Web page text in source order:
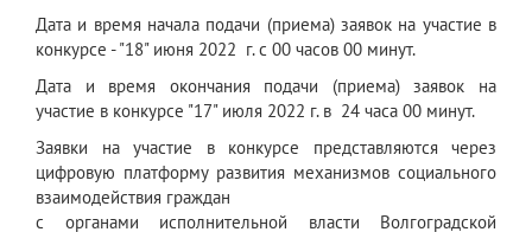
Дата и время начала подачи (приема) заявок на участие в
конкурсе - "18" июня 2022 г. с 00 часов 00 минут.
Дата и время окончания подачи (приема) заявок на
участие в конкурсе "17" июля 2022 г. в 24 часа 00 минут.
Заявки на участие в конкурсе представляются через
цифровую платформу развития механизмов социального
взаимодействия граждан
с органами исполнительной власти Волгоградской